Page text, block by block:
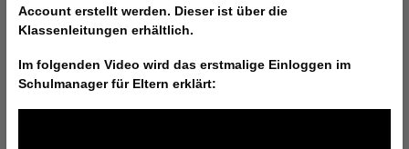
Account erstellt werden. Dieser ist über die
Klassenleitungen erhältlich.
Im folgenden Video wird das erstmalige Einloggen im
Schulmanager für Eltern erklärt: